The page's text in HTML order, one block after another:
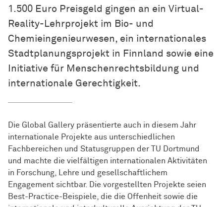
1.500 Euro Preisgeld gingen an ein Virtual-
Reality-Lehrprojekt im Bio- und
Chemieingenieurwesen, ein internationales
Stadtplanungsprojekt in Finnland sowie eine
Initiative für Menschenrechtsbildung und
internationale Gerechtigkeit.
Die Global Gallery präsentierte auch in diesem Jahr
internationale Projekte aus unterschiedlichen
Fachbereichen und Statusgruppen der TU Dortmund
und machte die vielfältigen internationalen Aktivitäten
in Forschung, Lehre und gesellschaftlichem
Engagement sichtbar. Die vorgestellten Projekte seien
Best-Practice-Beispiele, die die Offenheit sowie die